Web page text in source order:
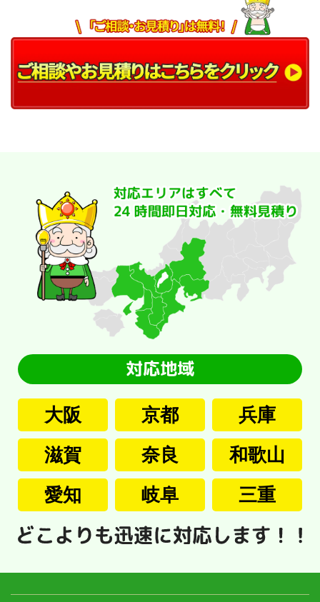
大阪 京都
兵庫
滋賀
奈良
和歌山
愛知
岐阜 三重